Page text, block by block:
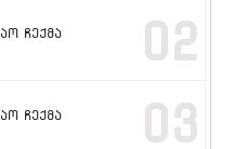
ჩექმა
02
ჩექმა
03